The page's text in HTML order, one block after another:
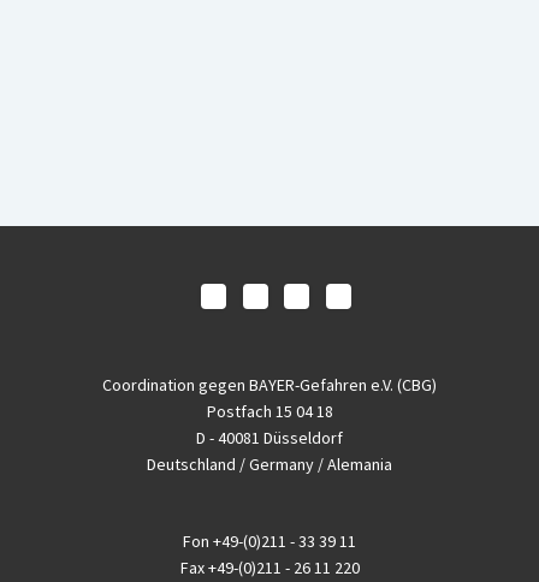
Coordination gegen BAYER-Gefahren e.V. (CBG)
Postfach 15 04 18
D - 40081 Düsseldorf
Deutschland / Germany / Alemania
Fon +49-(0)211 - 33 39 11
Fax+49-(0)211 - 26 11 220